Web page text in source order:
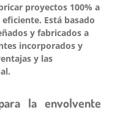
proyectos 100% a
Está basado
y fabricados a
incorporados y
y las
la envolvente